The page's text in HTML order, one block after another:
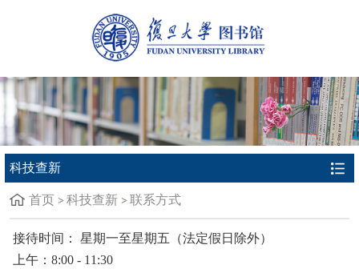
科技查新
首页 科技查新 联系方式
接待时间： 星期一至星期五（法定假日除外）
上午：8:00 - 11:30